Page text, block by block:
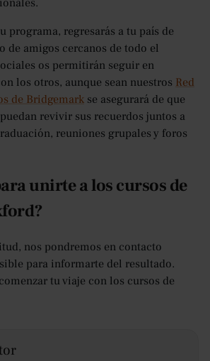
programa, regresarás a tu país de
de amigos cercanos de todo el
os permitirán seguir en
los otros, aunque sean nuestros Red
de Bridgemark se asegurará de que
revivir sus recuerdos juntos a
reuniones grupales y foros
unirte a los cursos de
nos pondremos en contacto
para informarte del resultado.
tu viaje con los cursos de